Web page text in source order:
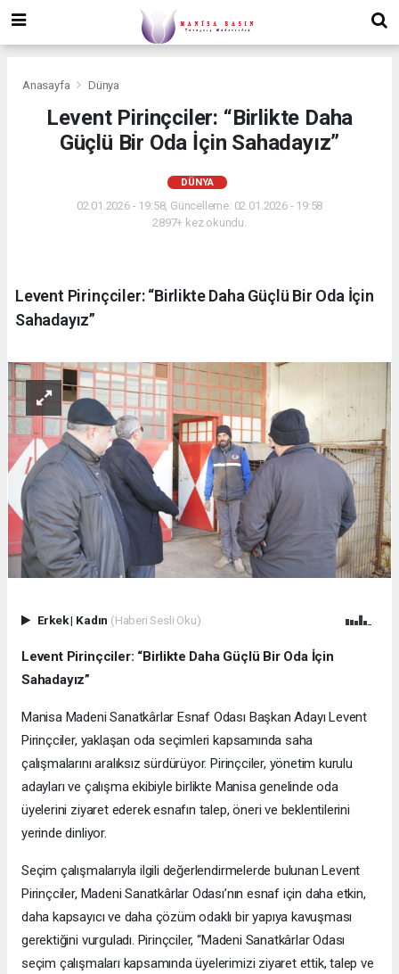
Anasayfa Dünya
Levent Pirinçciler: “Birlikte Daha
Güçlü Bir Oda İçin Sahadayız”
DÜNYA
02.01.2026 - 19:58, Güncelleme: 02.01.2026 - 19:58
2897+ kez okundu.
Levent Pirinçciler: “Birlikte Daha Güçlü Bir Oda İçin
Sahadayız”
Erkek| Kadın (Haberi Sesli Oku)
Levent Pirinçciler: “Birlikte Daha Güçlü Bir Oda İçin
Sahadayız”
Manisa Madeni Sanatkârlar Esnaf Odası Başkan Adayı Levent
Pirinçciler, yaklaşan oda seçimleri kapsamında saha
çalışmalarını aralıksız sürdürüyor. Pirinçciler, yönetim kurulu
adayları ve çalışma ekibiyle birlikte Manisa genelinde oda
üyelerini ziyaret ederek esnafın talep, öneri ve beklentilerini
yerinde dinliyor.
Seçim çalışmalarıyla ilgili değerlendirmelerde bulunan Levent
Pirinçciler, Madeni Sanatkârlar Odası’nın esnaf için daha etkin,
daha kapsayıcı ve daha çözüm odaklı bir yapıya kavuşması
gerektiğini vurguladı. Pirinçciler, “Madeni Sanatkârlar Odası
seçim çalışmaları kapsamında üyelerimizi ziyaret ettik, talep ve